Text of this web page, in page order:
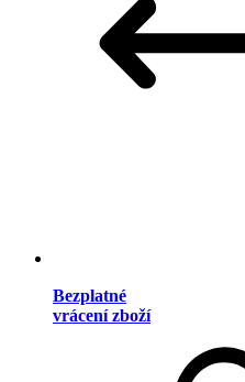
Bezplatné
vrácení zboží